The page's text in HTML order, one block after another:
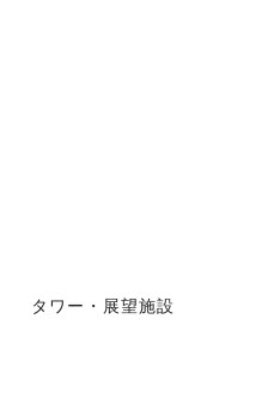
タワー・展望施設